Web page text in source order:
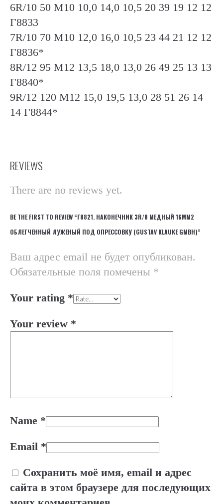
6R/10 50 М10 10,0 14,0 10,5 20 39 19 12 12
Г8833
7R/10 70 М10 12,0 16,0 10,5 23 44 21 12 12
Г8836*
8R/12 95 М12 13,5 18,0 13,0 26 49 25 13 13
Г8840*
9R/12 120 М12 15,0 19,5 13,0 28 51 26 14
14 Г8844*
REVIEWS
There are no reviews yet.
BE THE FIRST TO REVIEW “Г8821. НАКОНЕЧНИК 3R/8 МЕДНЫЙ 16ММ2
ОБЛЕГЧЕННЫЙ ЛУЖЕНЫЙ ПОД ОПРЕССОВКУ (GUSTAV KLAUKE GMBH)”
Ваш адрес email не будет опубликован.
Обязательные поля помечены *
Your rating *
Your review *
Name *
Email *
Сохранить моё имя, email и адрес
сайта в этом браузере для последующих